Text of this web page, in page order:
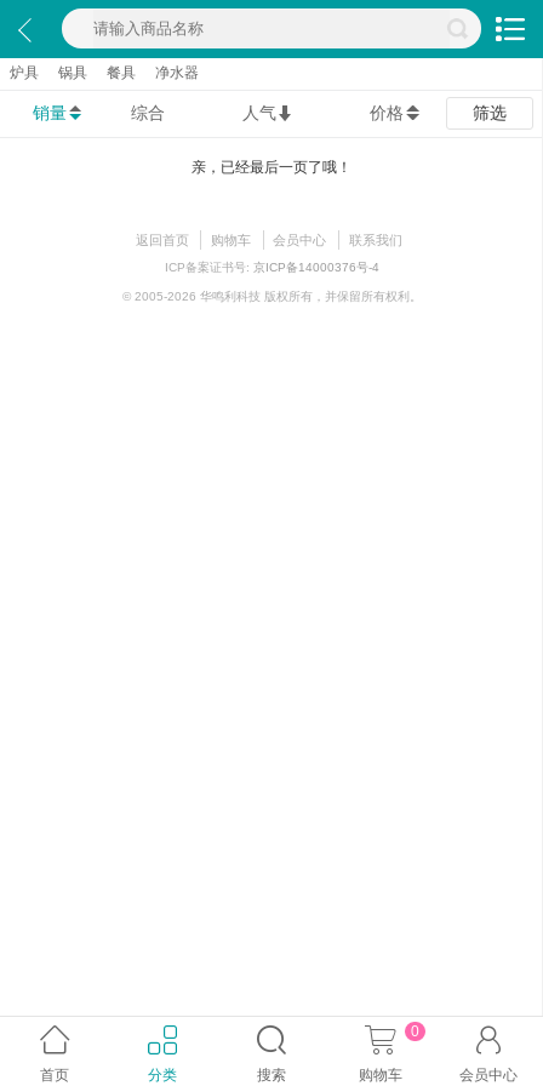
炉具 锅具 餐具 净水器
销量 综合 人气 价格 筛选
亲，已经最后一页了哦！
返回首页 购物车 会员中心 联系我们
ICP备案证书号: 京ICP备14000376号-4
© 2005-2026 华鸣利科技 版权所有，并保留所有权利。

首页

分类

搜索

购物车
0 
会员中心